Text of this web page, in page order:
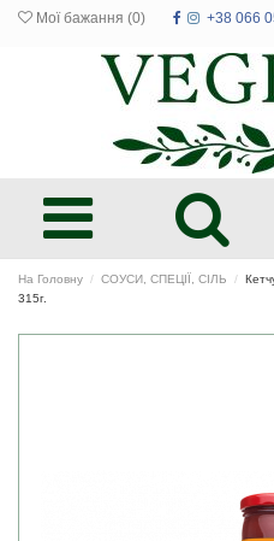
Мої бажання (0) +38 066
На Головну СОУСИ, СПЕЦІЇ, СІЛЬ
315г.